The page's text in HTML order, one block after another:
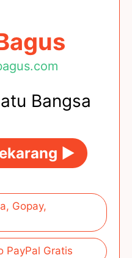
Bangsa
►
Gopay,
PayPal Gratis